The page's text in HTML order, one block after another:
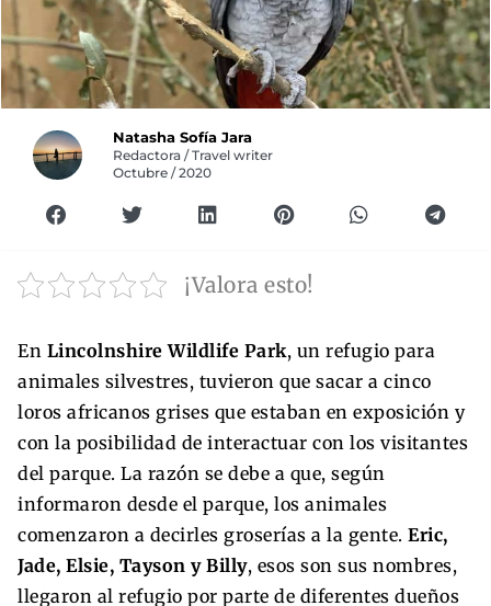
Natasha Sofía Jara
Redactora / Travel writer
Octubre / 2020
¡Valora esto!
En Lincolnshire Wildlife Park, un refugio para
animales silvestres, tuvieron que sacar a cinco
loros africanos grises que estaban en exposición y
con la posibilidad de interactuar con los visitantes
del parque. La razón se debe a que, según
informaron desde el parque, los animales
comenzaron a decirles groserías a la gente. Eric,
Jade, Elsie, Tayson y Billy, esos son sus nombres,
llegaron al refugio por parte de diferentes dueños